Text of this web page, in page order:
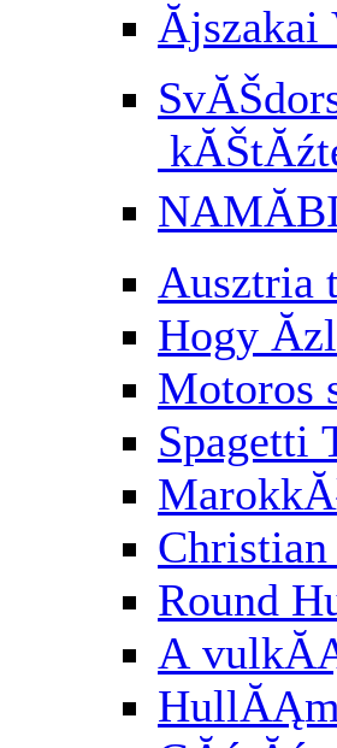
Ausztria
Hogy
Motoros
Spagetti
Round
A